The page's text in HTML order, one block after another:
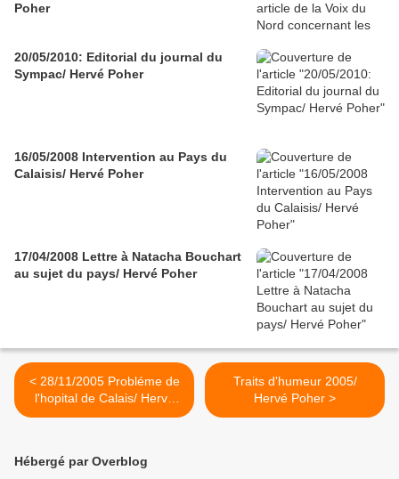
Poher
20/05/2010: Editorial du journal du
Sympac/ Hervé Poher
16/05/2008 Intervention au Pays du
Calaisis/ Hervé Poher
17/04/2008 Lettre à Natacha Bouchart
au sujet du pays/ Hervé Poher
< 28/11/2005 Probléme de
l'hopital de Calais/ Hervé
Poher
Traits d'humeur 2005/
Hervé Poher >
Hébergé par Overblog